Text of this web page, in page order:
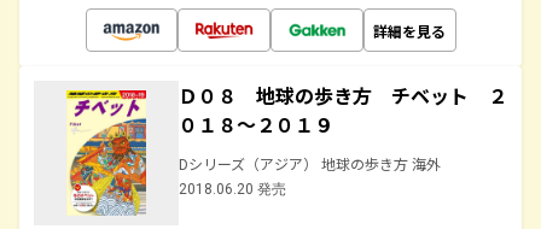
詳細を見る
Ｄ０８ 地球の歩き方 チベット ２
０１８～２０１９
Dシリーズ（アジア） 地球の歩き方 海外
2018.06.20 発売